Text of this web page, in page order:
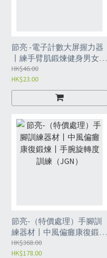
節亮 -電子計數大屏握力器
丨練手臂肌鍛煉健身男女式
可調節訓練手勁腕力丨黑灰
（JDT2）
HK$46.00
HK$23.00
節亮-（特價處理）手腳訓
練器材丨中風偏癱康復鍛煉
丨手腕旋轉度訓練（JGN）
HK$368.00
HK$178.00